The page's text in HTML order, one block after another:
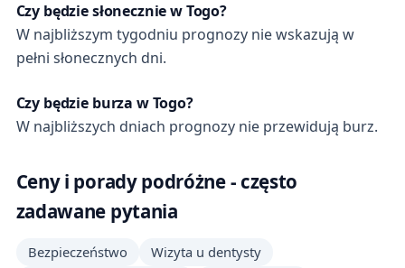
Czy będzie słonecznie w Togo?
W najbliższym tygodniu prognozy nie wskazują w
pełni słonecznych dni.
Czy będzie burza w Togo?
W najbliższych dniach prognozy nie przewidują burz.
Ceny i porady podróżne - często
zadawane pytania
Bezpieczeństwo
Wizyta u dentysty